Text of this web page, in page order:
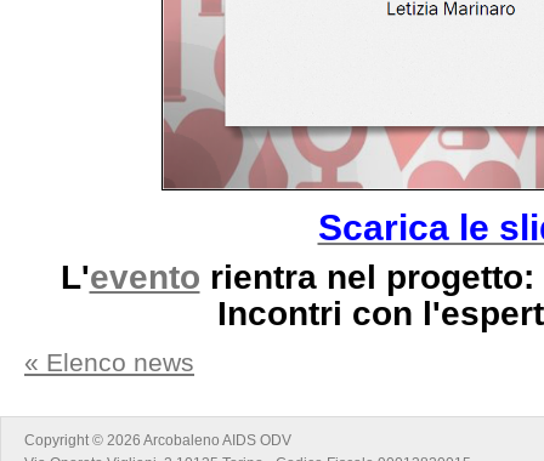
Scarica le
L'evento rientra nel progetto:
Incontri con
« Elenco news
Copyright © 2026 Arcobaleno AIDS ODV